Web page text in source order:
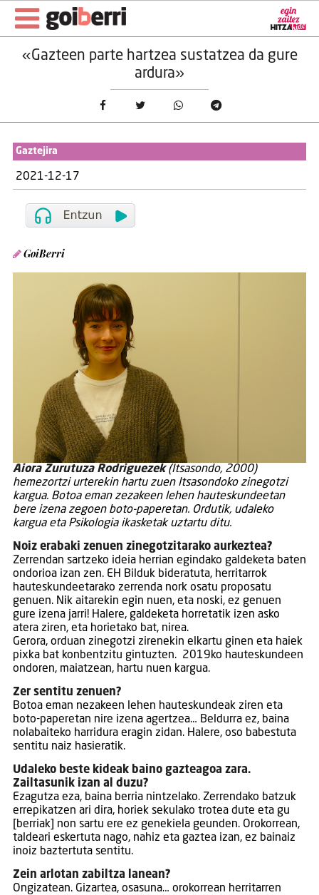
«Gazteen parte hartzea sustatzea da gure
ardura»
Gaztejira
2021-12-17
GoiBerri
Aiora Zurutuza Rodriguezek(Itsasondo, 2000)
hemezortzi urterekin hartu zuen Itsasondoko zinegotzi
kargua. Botoa eman zezakeen lehen hauteskundeetan
bere izena zegoen boto-paperetan. Ordutik, udaleko
kargua eta Psikologia ikasketak uztartu ditu.
Noiz erabaki zenuen zinegotzitarako aurkeztea?
Zerrendan sartzeko ideia herrian egindako galdeketa baten
ondorioa izan zen. EH Bilduk bideratuta, herritarrok
hauteskundeetarako zerrenda nork osatu proposatu
genuen. Nik aitarekin egin nuen, eta noski, ez genuen
gure izena jarri! Halere, galdeketa horretatik izen asko
atera ziren, eta horietako bat, nirea.
Gerora, orduan zinegotzi zirenekin elkartu ginen eta haiek
pixka bat konbentzitu gintuzten. 2019ko hauteskundeen
ondoren, maiatzean, hartu nuen kargua.
Zer sentitu zenuen?
Botoa eman nezakeen lehen hauteskundeak ziren eta
boto-paperetan nire izena agertzea… Beldurra ez, baina
nolabaiteko harridura eragin zidan. Halere, oso babestuta
sentitu naiz hasieratik.
Udaleko beste kideak baino gazteagoa zara.
Zailtasunik izan al duzu?
Ezagutza eza, baina berria nintzelako. Zerrendako batzuk
errepikatzen ari dira, horiek sekulako trotea dute eta gu
[berriak] non sartu ere ez genekiela geunden. Orokorrean,
taldeari eskertuta nago, nahiz eta gaztea izan, ez bainaiz
inoiz baztertuta sentitu.
Zein arlotan zabiltza lanean?
Ongizatean. Gizartea, osasuna… orokorrean herritarren